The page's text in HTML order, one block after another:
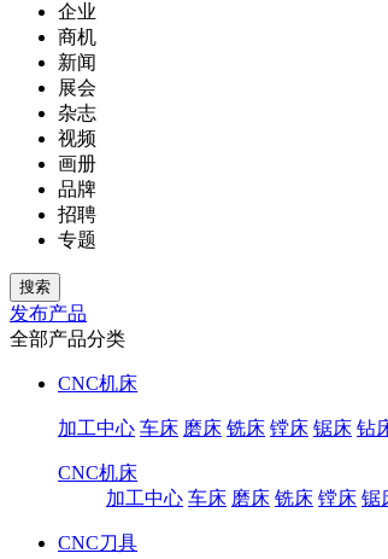
企业
商机
新闻
展会
杂志
视频
画册
品牌
招聘
专题
发布产品
全部产品分类
CNC机床
加工中心 车床 磨床 铣床 镗床 锯床 钻
CNC机床
加工中心 车床 磨床 铣床 镗床 锯
CNC刀具